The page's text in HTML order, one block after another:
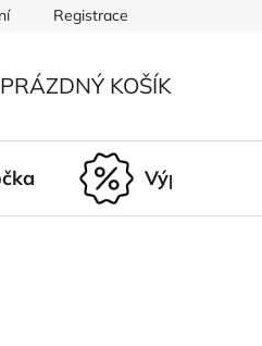
Nepřevzetí zásilky
Registrace
PRÁZDNÝ KOŠÍK
Výprodej